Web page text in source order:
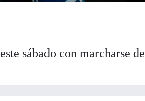
sábado con marcharse